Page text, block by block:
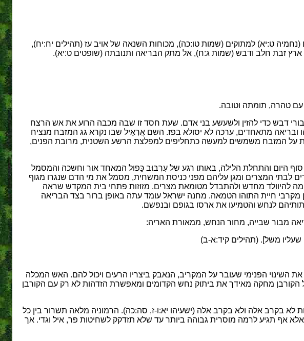
ט:יא) למתוקים (שמות טו:כה), מכוחות השנאה של אויב עז (תהילים יח:יח),
ארץ זבת חלב ודבש (שמות ג:ח), אל מתק הבריאה ותנובתה (שופטים ט:יא).
עם טהרה, תומתה וטובה.
דבש כדי להזין ולשעשע בני אדם. שעת חסד זו שבה מכבה הרוע את אש הרצח
מתאחדים, ערכה לא יסולא בפז. השם אֲרִאֵיל שבו נקרא גג המזבח מנציח
על המזבח משמשים למעשה כתחליפים למפלצת הרשע השטנית, מרובת הפנים,
סוף היום והתחלת הלילה, באותו רגע של עִרְבּוּב כָּפוּל המאחד אור וחשכה והמסמל
לבתי המצרים ומגן עליהם מפני כניסת המשחית, מסמל את מי הדם שנגרו מגוף
להיוולד מחדש ולהתבדל מטומאת מצרים. מזוזות פתחי בית המקדש שראה
מקרבי חיית התוהו הטמאה. מחנה ישראל עומד עתה באופן ברור בצד הבריאה
לנחש והטמיעו את ארסו בגופם ובנפשם.
מבור שבייה, מחור הנחש, ממאורת האריה:
משל]. (תהילים קיד:א-ב)
השינוי הפנימי שעובר על המקריב, הנאבק ביצריו הרעים ויכול להם. האש המכלה
מחקה מאידך את ביתוק נחש הקדומים ומאפשרת הזדהות לא רק עם הקורבן
בקרב אלה ולא בקרב אלה (ישעיהו יא:ו-ז, סה:כה). הרמוניה מלאה תשרור בין כל
אף תגיע לרמה מוסרית גבוהה ביותר עד שלא תזדקק לשחיטות פר, איל וגדי. אך